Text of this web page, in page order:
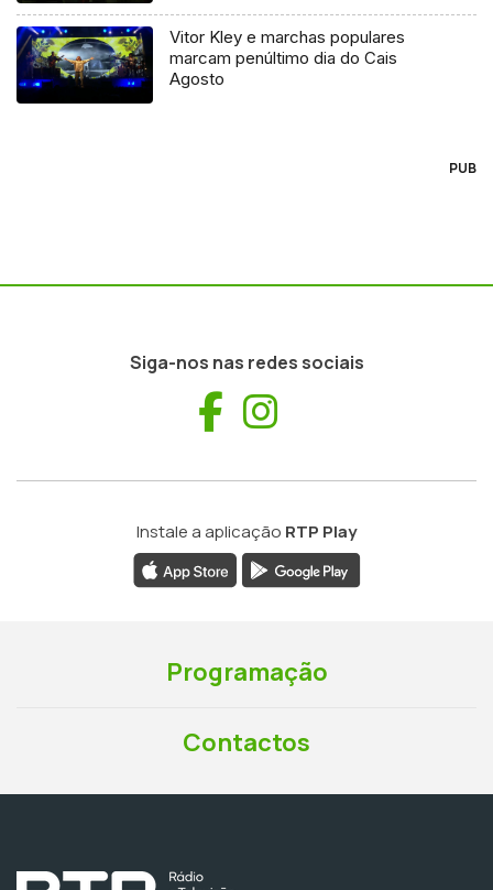
Vitor Kley e marchas populares
marcam penúltimo dia do Cais
Agosto
PUB
Siga-nos nas redes sociais
Facebook
Instale a aplicação RTP Play
Programação
Contactos